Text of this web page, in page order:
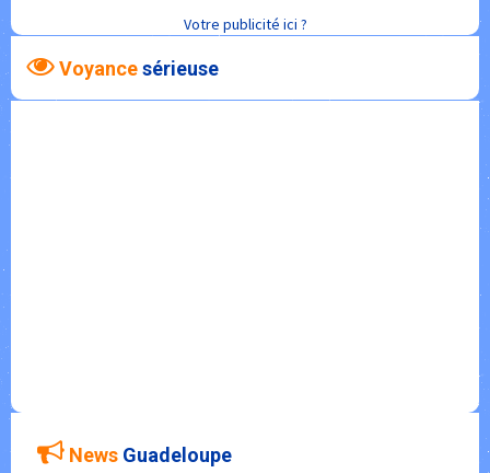
Votre publicité ici ?
Voyancesérieuse
News Guadeloupe